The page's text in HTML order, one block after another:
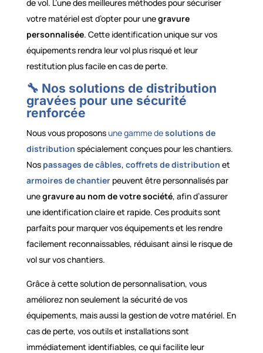
de vol. L’une des meilleures méthodes pour sécuriser
votre matériel est d’opter pour unegravure
personnalisée. Cette identification unique sur vos
équipements rendra leur vol plus risqué et leur
restitution plus facile en cas de perte.
🔧 Nos solutions de distribution
gravées pour une sécurité
renforcée
Nous vous proposonsune gamme desolutions de
distribution spécialement conçues pour les chantiers.
Nos passages de câbles, coffrets de distribution et
armoires de chantierpeuvent être personnalisés par
unegravure au nom de votre société, afin d’assurer
une identification claire et rapide. Ces produits sont
parfaits pour marquer vos équipements et les rendre
facilement reconnaissables, réduisant ainsi le risque de
vol sur vos chantiers.
Grâce à cette solution de personnalisation, vous
améliorez non seulement la sécurité de vos
équipements, mais aussi la gestion de votre matériel. En
cas de perte, vos outils et installations sont
immédiatement identifiables, ce qui facilite leur